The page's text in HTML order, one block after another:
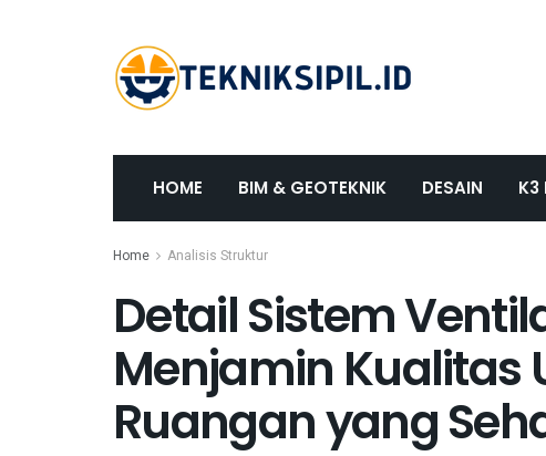
HOME BIM & GEOTEKNIK DESAIN K3
Home Analisis Struktur
Detail Sistem
Menjamin Kualitas
Ruangan yang